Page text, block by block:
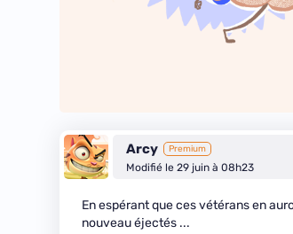
Arcy Premium
Modifié le 29 juin à 08h23
En espérant que ces vétérans en
nouveau éjectés ...